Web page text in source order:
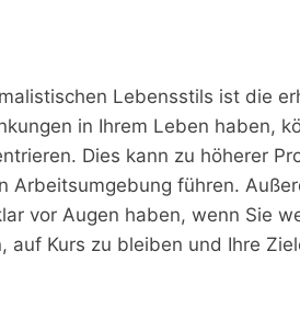
Lebensstils ist die
in Ihrem Leben haben,
Dies kann zu höherer
Arbeitsumgebung führen.
vor Augen haben, wenn Sie
auf Kurs zu bleiben und Ihre